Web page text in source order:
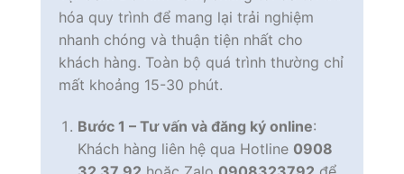
hóa quy trình để mang lại trải nghiệm
nhanh chóng và thuận tiện nhất cho
khách hàng. Toàn bộ quá trình thường chỉ
mất khoảng 15-30 phút.
Bước 1 – Tư vấn và đăng ký online:
Khách hàng liên hệ qua Hotline 0908